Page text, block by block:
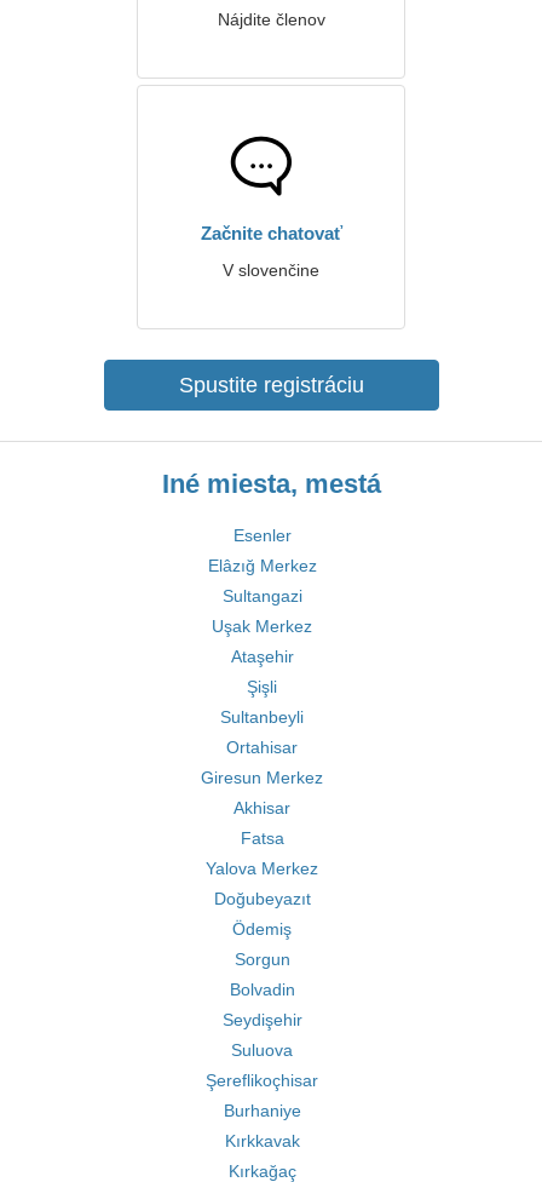
Nájdite členov
Začnite chatovať
V slovenčine
Spustite registráciu
Iné miesta, mestá
Esenler
Elâzığ Merkez
Sultangazi
Uşak Merkez
Ataşehir
Şişli
Sultanbeyli
Ortahisar
Giresun Merkez
Akhisar
Fatsa
Yalova Merkez
Doğubeyazıt
Ödemiş
Sorgun
Bolvadin
Seydişehir
Suluova
Şereflikoçhisar
Burhaniye
Kırkkavak
Kırkağaç